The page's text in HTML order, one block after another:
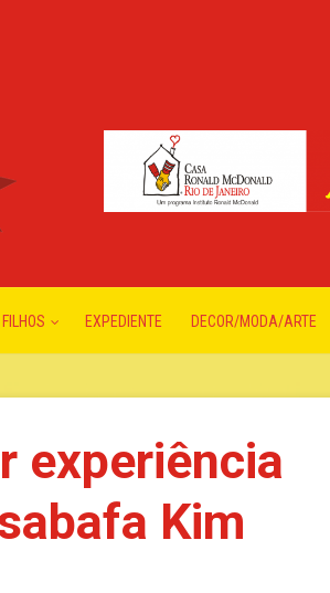
EXPEDIENTE DECOR/MODA/ARTE
experiência
Kim